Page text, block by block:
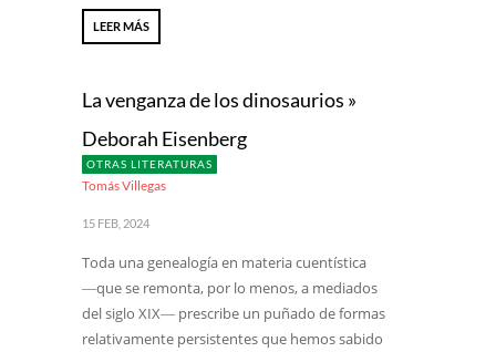
LEER MÁS
La venganza de los dinosaurios »
Deborah Eisenberg
OTRAS LITERATURAS
Tomás Villegas
15 FEB, 2024
Toda una genealogía en materia cuentística
―que se remonta, por lo menos, a mediados
del siglo XIX― prescribe un puñado de formas
relativamente persistentes que hemos sabido